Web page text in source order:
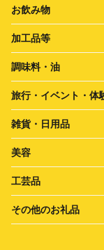
お飲み物
加工品等
調味料・油
旅行・イベント・体
雑貨・日用品
美容
工芸品
その他のお礼品